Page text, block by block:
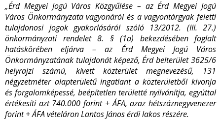
„Érd Megyei Jogú Város Közgyűlése – az Érd Megyei Jogú
Város Önkormányzata vagyonáról és a vagyontárgyak feletti
tulajdonosi jogok gyakorlásáról szóló 13/2012. (III. 27.)
önkormányzati rendelet 8. § (1a) bekezdésében foglalt
hatáskörében eljárva – az Érd Megyei Jogú Város
Önkormányzatának tulajdonát képező, Érd belterület 3625/6
helyrajzi számú, kivett közterület megnevezésű, 131
négyzetméter alapterületű ingatlant a közterületből kivonja
és forgalomképessé, beépítetlen területté nyilvánítja, egyúttal
értékesíti azt 740.000 forint + ÁFA, azaz hétszáznegyvenezer
forint + ÁFA vételáron Lantos János érdi lakos részére.